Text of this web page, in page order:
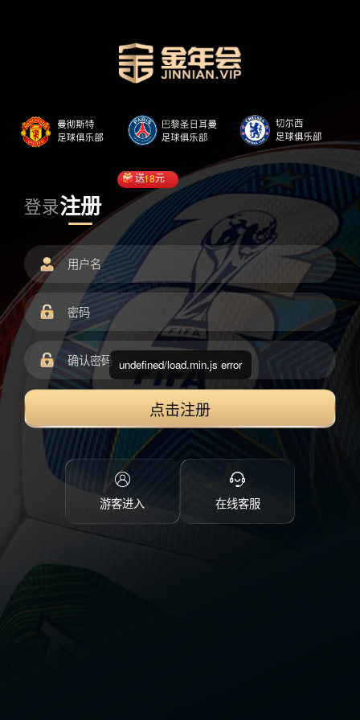
登录注册
送18元
点击注册
游客进入 在线客服
undefined/load.min.js error